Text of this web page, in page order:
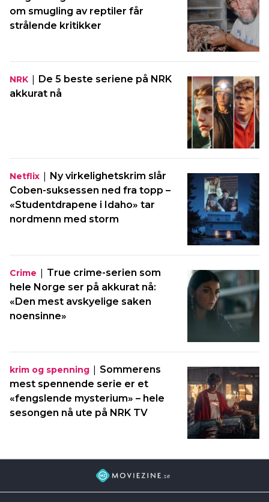
om smugling av reptiler får
strålende kritikker
NRK | De 5 beste seriene på NRK
akkurat nå
Netflix | Ny virkelighetskrim slår
Coben-suksessen ned fra topp –
«Studentdrapene i Idaho» tar
nordmenn med storm
Crime | True crime-serien som
hele Norge ser på akkurat nå:
«Den mest avskyelige saken
noensinne»
krim og spenning | Sommerens
mest spennende serie er et
«fengslende mysterium» – hele
sesongen nå ute på NRK TV